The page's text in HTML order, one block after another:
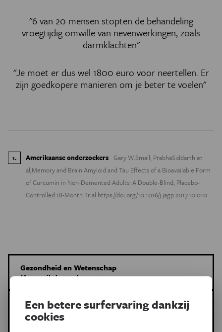
"6 van 20 mensen stopten de behandeling
vroegtijdig omwille van nevenwerkingen, zoals
darmklachten"
"Je moet er dus wel 1800 euro voor neertellen. Er
zijn goedkopere manieren om je beter te voelen"
1. Amerikaanse onderzoekers Gary W.Small; PrabhaSiddarth et
al;Memory and Brain Amyloid and Tau Effects of a Bioavailable Form
of Curcumin in Non-Demented Adults: A Double-Blind, Placebo-
Controlled 18-Month Trial https://doi.org/10.1016/j.jagp.2017.10.010
Gezondheid en Wetenschap
Meer artikels van deze auteur
Meer over de volgende onderwerpen:
Gezondheid voedingssupplementen
Een betere surfervaring dankzij
cookies